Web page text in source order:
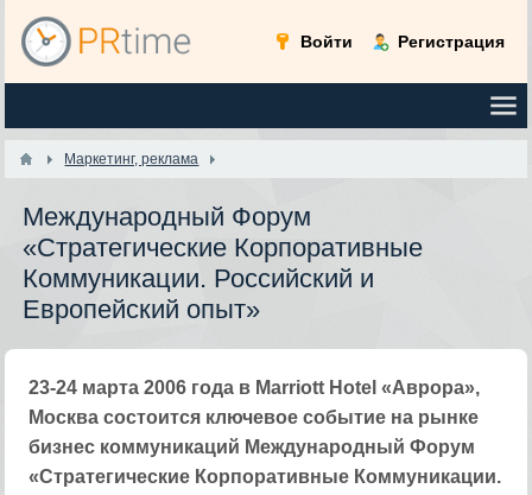
Войти Регистрация
Маркетинг, реклама
Международный Форум
«Стратегические Корпоративные
Коммуникации. Российский и
Европейский опыт»
23-24 марта 2006 года в Marriott Hotel «Аврора»,
Москва состоится ключевое событие на рынке
бизнес коммуникаций Международный Форум
«Стратегические Корпоративные Коммуникации.